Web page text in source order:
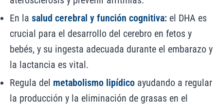
En la salud cerebral y función cognitiva: el DHA es
crucial para el desarrollo del cerebro en fetos y
bebés, y su ingesta adecuada durante el embarazo y
la lactancia es vital.
Regula del metabolismo lipídico ayudando a regular
la producción y la eliminación de grasas en el